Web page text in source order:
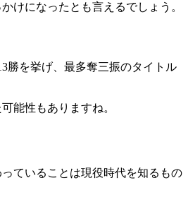
けになったとも言えるでしょう。
勝を挙げ、最多奪三振のタイトル
能性もありますね。
ていることは現役時代を知るもの